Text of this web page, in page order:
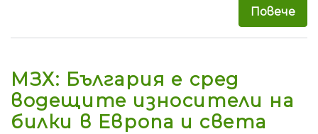
Повече
МЗХ: България е сред
водещите износители на
билки в Европа и света